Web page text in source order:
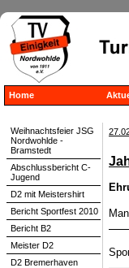
Home
Weihnachtsfeier JSG
Nordwohlde -
Bramstedt
Abschlussbericht C-
Jugend
D2 mit Meistershirt
Bericht Sportfest 2010
Bericht B2
Meister D2
D2 Bremerhaven